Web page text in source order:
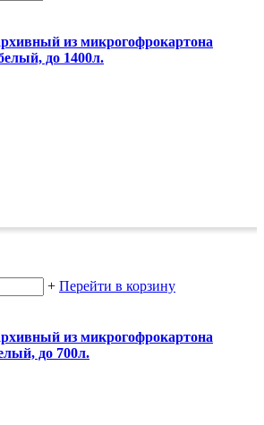
из микрогофрокартона
до 1400л.
+ Перейти в корзину
из микрогофрокартона
до 700л.